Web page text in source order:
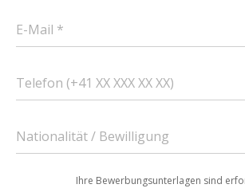
E-Mail *
Telefon (+41 XX XXX XX XX)
Nationalität / Bewilligung
Ihre Bewerbungsunterlagen sind